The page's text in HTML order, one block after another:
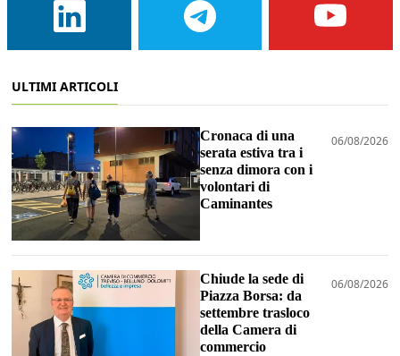
ULTIMI ARTICOLI
Cronaca di una
serata estiva tra i
senza dimora con i
volontari di
Caminantes
06/08/2026
Chiude la sede di
Piazza Borsa: da
settembre trasloco
della Camera di
commercio
06/08/2026